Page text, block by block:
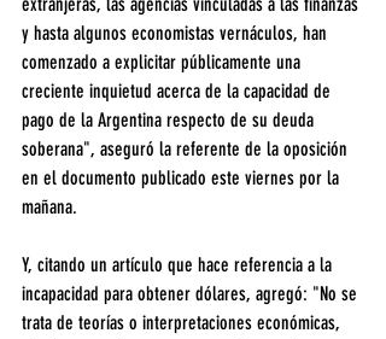
y hasta algunos economistas vernáculos, han
comenzado a explicitar públicamente una
creciente inquietud acerca de la capacidad de
pago de la Argentina respecto de su deuda
soberana", aseguró la referente de la oposición
en el documento publicado este viernes por la
mañana.
Y, citando un artículo que hace referencia a la
incapacidad para obtener dólares, agregó: "No se
trata de teorías o interpretaciones económicas,